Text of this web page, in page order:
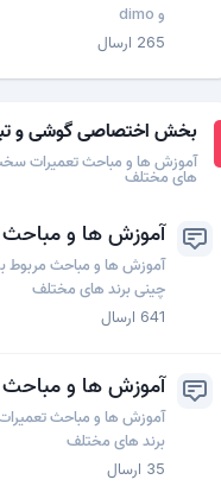
و dimo
265
ارسال
بخش اختصاصی گوشی و
آموزش ها و مباحث تعمیرات سخت
های مختلف
آموزش ها و مباحث
آموزش ها و مباحث مربوط
چینی برند های مختلف
641
ارسال
آموزش ها و مباحث
آموزش ها و مباحث
برند های مختلف
35
ارسال